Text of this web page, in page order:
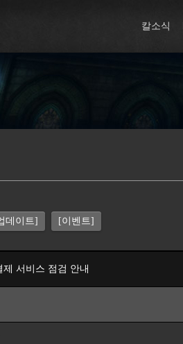
칼소식
데이트] [이벤트]
제 서비스 점검 안내